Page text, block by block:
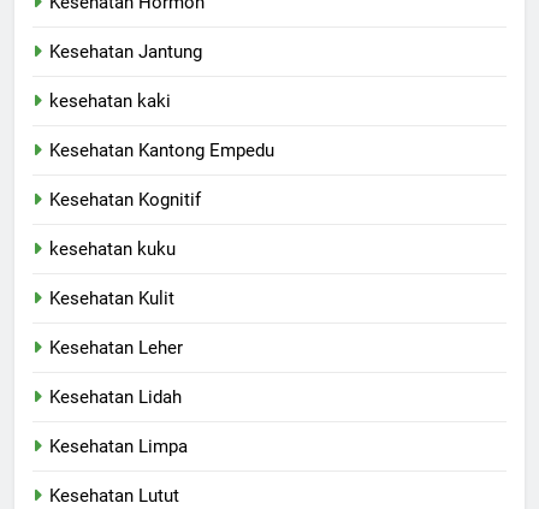
Kesehatan Jantung
kesehatan kaki
Kesehatan Kantong Empedu
Kesehatan Kognitif
kesehatan kuku
Kesehatan Kulit
Kesehatan Leher
Kesehatan Lidah
Kesehatan Limpa
Kesehatan Lutut